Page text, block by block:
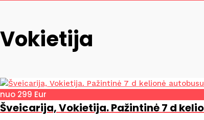
Vokietija
nuo 299 Eur
Šveicarija, Vokietija. Pažintinė 7 d